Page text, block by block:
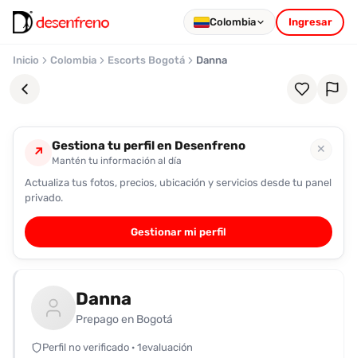
Colombia Ingresar
Inicio Colombia Escorts Bogotá Danna
Favoritos
Pronto
podrás
registrarte
guardar
favoritas
para
↗ Gestiona tu perfil en Desenfreno
Mantén tu información al día
✕
Actualiza tus fotos, precios, ubicación y servicios desde tu panel
privado.
Gestionar mi perfil
Danna
Prepago en Bogotá
Perfil no verificado · 1evaluación